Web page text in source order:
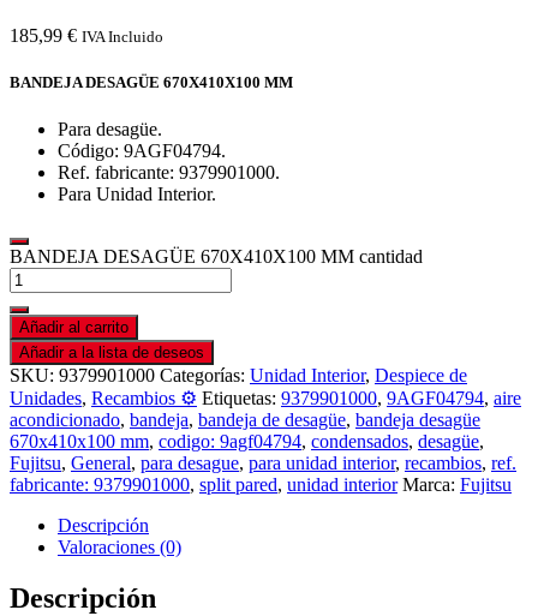
185,99 € IVA Incluido
BANDEJA DESAGÜE 670X410X100 MM
Para desagüe.
Código: 9AGF04794.
Ref. fabricante: 9379901000.
Para Unidad Interior.
BANDEJA DESAGÜE 670X410X100 MM cantidad
Añadir al carrito
Añadir a la lista de deseos
SKU: 9379901000 Categorías: Unidad Interior, Despiece de
Unidades, Recambios ⚙️ Etiquetas: 9379901000, 9AGF04794, aire
acondicionado, bandeja, bandeja de desagüe, bandeja desagüe
670x410x100 mm, codigo: 9agf04794, condensados, desagüe,
Fujitsu, General, para desague, para unidad interior, recambios, ref.
fabricante: 9379901000, split pared, unidad interior Marca: Fujitsu
Descripción
Valoraciones (0)
Descripción